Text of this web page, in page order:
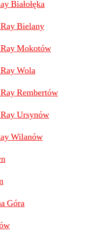
Białołęka
Bielany
Mokotów
Wola
Rembertów
Ursynów
Wilanów
Góra